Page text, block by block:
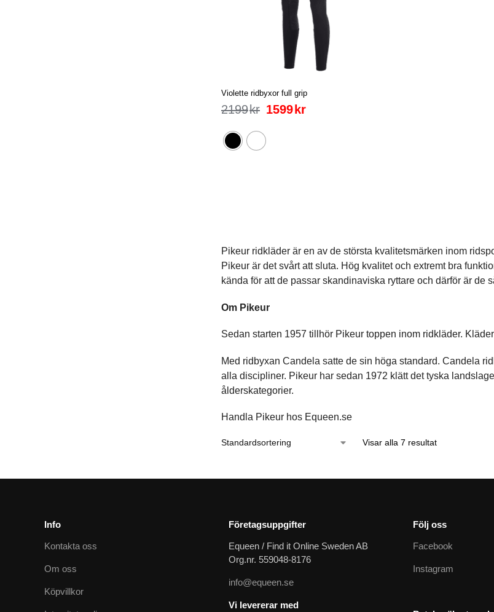
Violette ridbyxor full grip
2199kr 1599 kr
Pikeur ridkläder är en av de största kvalitetsmärken inom
Pikeur är det svårt att sluta. Hög kvalitet och extremt bra
kända för att de passar skandinaviska ryttare och därför är de
Om Pikeur
Sedan starten 1957 tillhör Pikeur toppen inom ridkläder.
Med ridbyxan Candela satte de sin höga standard. Candela
alla discipliner. Pikeur har sedan 1972 klätt det tyska
ålderskategorier.
Handla Pikeur hos Equeen.se
Visar alla 7 resultat
Info
Kontakta oss
Om oss
Köpvillkor
Företagsuppgifter
Equeen / Find it Online Sweden AB
Org.nr. 559048-8176
info@equeen.se
Vi levererar med
Följ oss
Facebook
Instagram